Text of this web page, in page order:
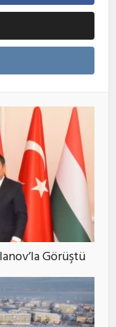
Görüştü